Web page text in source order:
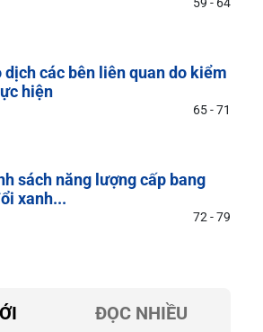
59 - 64
dịch các bên liên quan do kiểm
hiện
65 - 71
sách năng lượng cấp bang
xanh...
72 - 79
ĐỌC NHIỀU